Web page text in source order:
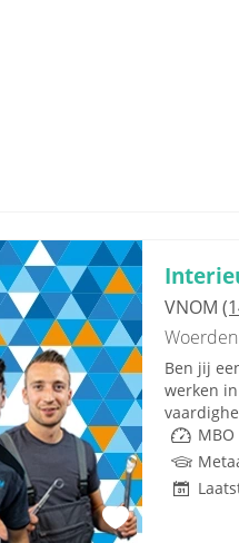
VNOM
Woerden
Ben jij
werken
MBO